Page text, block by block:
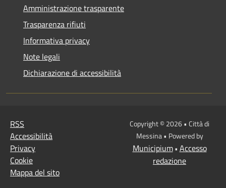
Amministrazione trasparente
Trasparenza rifiuti
Informativa privacy
Note legali
Dichiarazione di accessibilità
RSS
Accessibilità
Privacy
Cookie
Mappa del sito
Copyright © 2026 • Città di
Messina • Powered by
Municipium• Accesso
redazione